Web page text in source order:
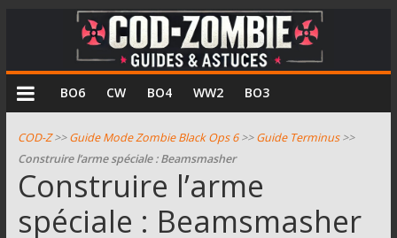
COD
Zombie
Guides
et
astuces
pour
BO6 CW BO4 WW2 BO3
COD-Z>>Guide Mode Zombie Black Ops 6>>Guide Terminus>>
Construire l’arme spéciale : Beamsmasher
Construire l’arme
spéciale : Beamsmasher